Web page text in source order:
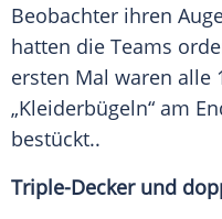
Beobachter ihren
hatten die Teams
ersten Mal waren alle
„Kleiderbügeln“ am
bestückt..
Triple-Decker und